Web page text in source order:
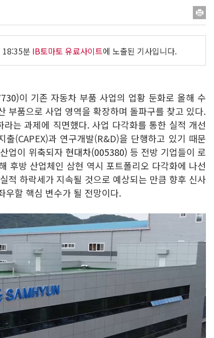
분 IB토마토 유료사이트에 노출된 기사입니다.
이 기존 자동차 부품 사업의 업황 둔화로 올해 수
부품으로 사업 영역을 확장하며 돌파구를 찾고 있다.
는 과제에 직면했다. 사업 다각화를 통한 실적 개선
출(CAPEX)과 연구개발(R&D)을 단행하고 있기 때문
업이 위축되자 현대차(005380) 등 전방 기업들이 로
후방 산업체인 삼현 역시 포트폴리오 다각화에 나선
적 하락세가 지속될 것으로 예상되는 만큼 향후 신사
우할 핵심 변수가 될 전망이다.